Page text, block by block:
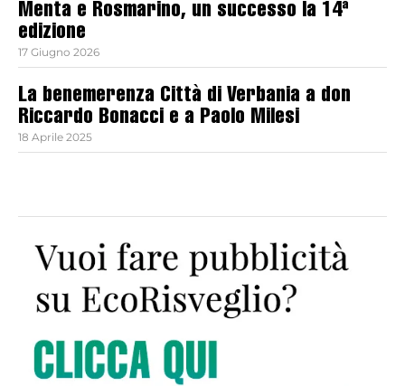
Menta e Rosmarino, un successo la 14ª
edizione
17 Giugno 2026
La benemerenza Città di Verbania a don
Riccardo Bonacci e a Paolo Milesi
18 Aprile 2025